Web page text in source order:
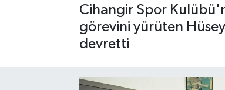
Cihangir Spor
görevini yürüten
devretti